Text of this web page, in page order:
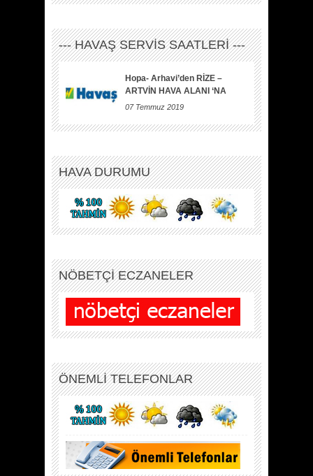
--- HAVAŞ SERVİS SAATLERİ ---
Hopa- Arhavi’den RİZE –
ARTVİN HAVA ALANI ‘NA
07 Temmuz 2019
HAVA DURUMU
NÖBETÇİ ECZANELER
ÖNEMLİ TELEFONLAR